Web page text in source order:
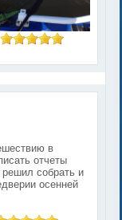
в
отчеты
собрать и
осенней